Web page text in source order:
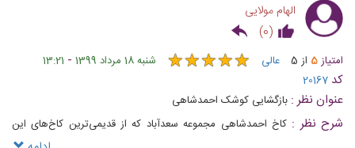
الهام مولایی
(
0
)
امتیاز5 از 5 عالی ★★★★★
★★★★★ شنبه 18 مرداد 1399 -
13:21
کد 20167
عنوان نظر : بازگشایی کوشک احمدشاهی
شرح نظر : کاخ احمدشاهی مجموعه سعدآباد که از قدیمی‌ترین کاخ‌های این